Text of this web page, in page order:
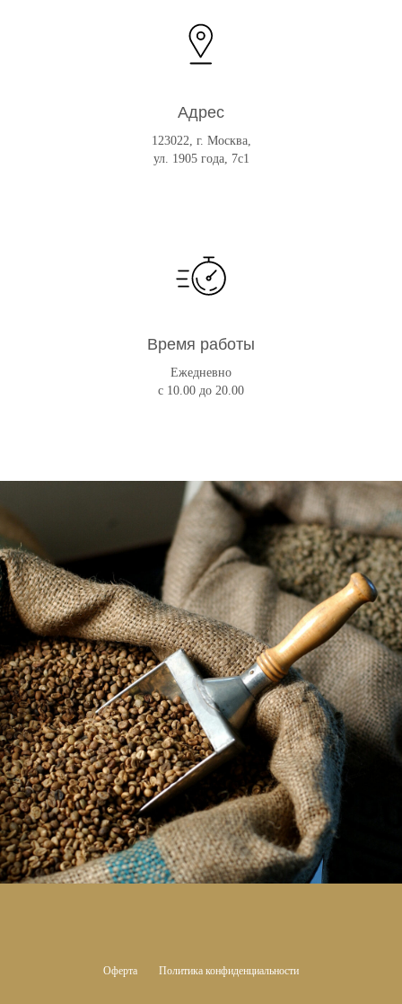
Адрес
123022, г. Москва,
ул. 1905 года, 7с1
Время работы
Ежедневно
с 10.00 до 20.00
Оферта Политика конфиденциальности